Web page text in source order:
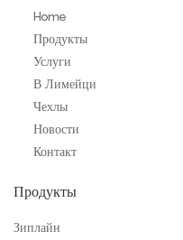
Home
Продукты
Услуги
В Лимейци
Чехлы
Новости
Контакт
Продукты
Зиплайн